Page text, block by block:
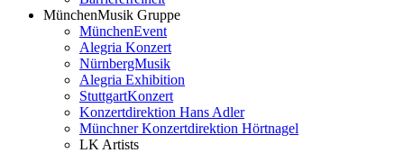
MünchenMusik Gruppe
MünchenEvent
Alegria Konzert
NürnbergMusik
Alegria Exhibition
StuttgartKonzert
Konzertdirektion Hans Adler
Münchner Konzertdirektion Hörtnagel
LK Artists